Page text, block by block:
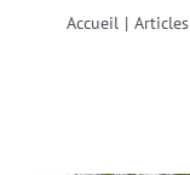
Accueil | Articles